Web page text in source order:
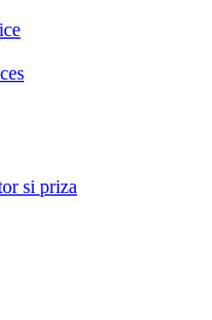
si priza